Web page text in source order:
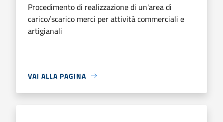
Procedimento di realizzazione di un'area di
carico/scarico merci per attività commerciali e
artigianali
VAI ALLA PAGINA